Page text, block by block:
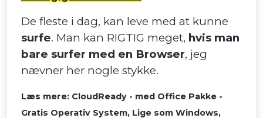
De fleste i dag, kan leve med at kunne
surfe. Man kan RIGTIG meget, hvis man
bare surfer med en Browser, jeg
nævner her nogle stykke.
Læs mere: CloudReady - med Office Pakke -
Gratis Operativ System, Lige som Windows,